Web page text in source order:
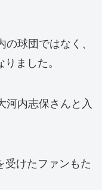
球団ではなく、
ました。
河内志保さんと入
受けたファンもた